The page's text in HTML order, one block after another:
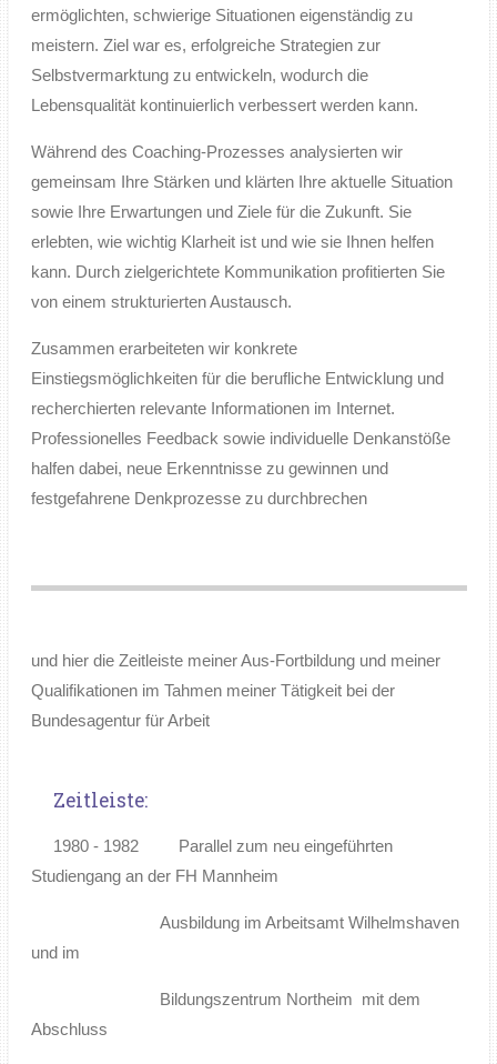
ermöglichten, schwierige Situationen eigenständig zu
meistern. Ziel war es, erfolgreiche Strategien zur
Selbstvermarktung zu entwickeln, wodurch die
Lebensqualität kontinuierlich verbessert werden kann.
Während des Coaching-Prozesses analysierten wir
gemeinsam Ihre Stärken und klärten Ihre aktuelle Situation
sowie Ihre Erwartungen und Ziele für die Zukunft. Sie
erlebten, wie wichtig Klarheit ist und wie sie Ihnen helfen
kann. Durch zielgerichtete Kommunikation profitierten Sie
von einem strukturierten Austausch.
Zusammen erarbeiteten wir konkrete
Einstiegsmöglichkeiten für die berufliche Entwicklung und
recherchierten relevante Informationen im Internet.
Professionelles Feedback sowie individuelle Denkanstöße
halfen dabei, neue Erkenntnisse zu gewinnen und
festgefahrene Denkprozesse zu durchbrechen
und hier die Zeitleiste meiner Aus-Fortbildung und meiner
Qualifikationen im Tahmen meiner Tätigkeit bei der
Bundesagentur für Arbeit
Zeitleiste:
1980 - 1982 Parallel zum neu eingeführten
Studiengang an der FH Mannheim
Ausbildung im Arbeitsamt Wilhelmshaven
und im
Bildungszentrum Northeim mit dem
Abschluss